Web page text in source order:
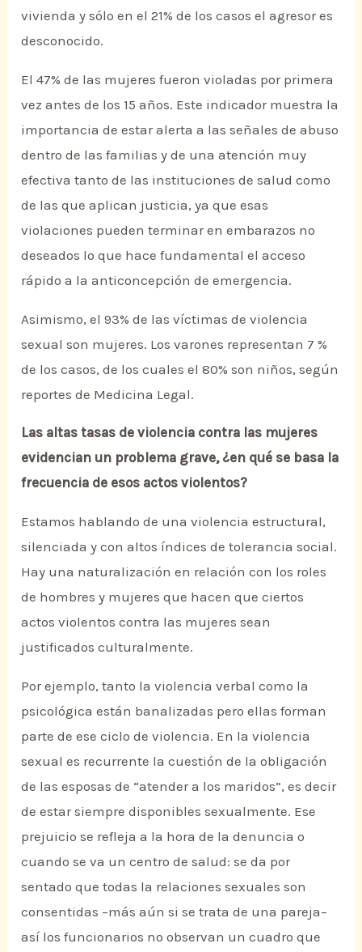
vivienda y sólo en el 21% de los casos el agresor es
desconocido.
El 47% de las mujeres fueron violadas por primera
vez antes de los 15 años. Este indicador muestra la
importancia de estar alerta a las señales de abuso
dentro de las familias y de una atención muy
efectiva tanto de las instituciones de salud como
de las que aplican justicia, ya que esas
violaciones pueden terminar en embarazos no
deseados lo que hace fundamental el acceso
rápido a la anticoncepción de emergencia.
Asimismo, el 93% de las víctimas de violencia
sexual son mujeres. Los varones representan 7 %
de los casos, de los cuales el 80% son niños, según
reportes de Medicina Legal.
Las altas tasas de violencia contra las mujeres
evidencian un problema grave, ¿en qué se basa la
frecuencia de esos actos violentos?
Estamos hablando de una violencia estructural,
silenciada y con altos índices de tolerancia social.
Hay una naturalización en relación con los roles
de hombres y mujeres que hacen que ciertos
actos violentos contra las mujeres sean
justificados culturalmente.
Por ejemplo, tanto la violencia verbal como la
psicológica están banalizadas pero ellas forman
parte de ese ciclo de violencia. En la violencia
sexual es recurrente la cuestión de la obligación
de las esposas de “atender a los maridos”, es decir
de estar siempre disponibles sexualmente. Ese
prejuicio se refleja a la hora de la denuncia o
cuando se va un centro de salud: se da por
sentado que todas la relaciones sexuales son
consentidas –más aún si se trata de una pareja–
así los funcionarios no observan un cuadro que